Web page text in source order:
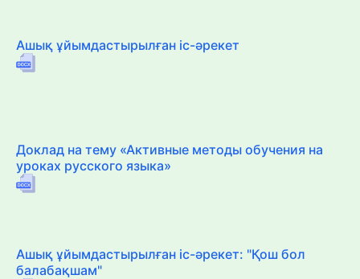
Ашық ұйымдастырылған іс-әрекет
Доклад на тему «Активные методы обучения на
уроках русского языка»
Ашық ұйымдастырылған іс-әрекет: "Қош бол
балабақшам"